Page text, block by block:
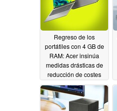
Regreso de los
portátiles con 4 GB de
RAM: Acer insinúa
medidas drásticas de
reducción de costes
05/29/2026